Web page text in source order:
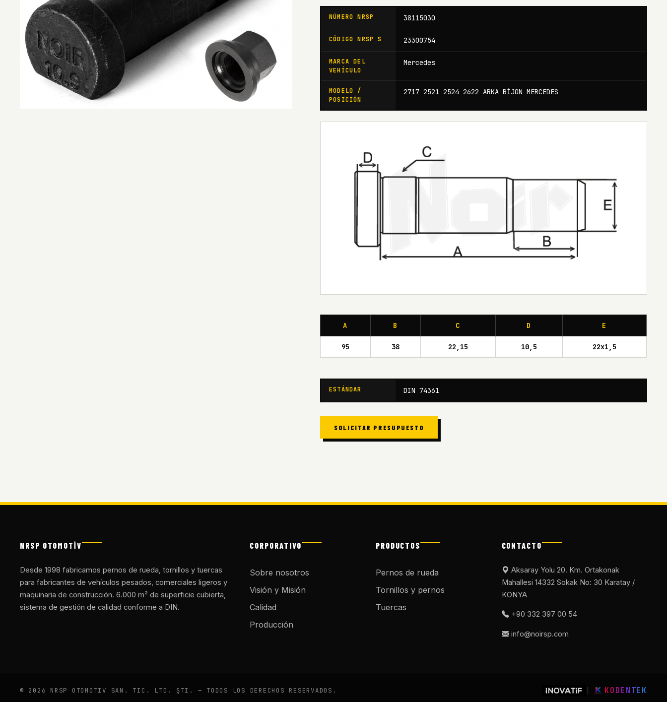
NÚMERO NRSP 38115030
CÓDIGO NRSP S 23300754
MARCA DEL
VEHÍCULO
Mercedes
MODELO /
POSICIÓN
2717 2521 2524 2622 ARKA BİJON MERCEDES
A B C D E
95 38 22,15 10,5 22x1,5
ESTÁNDAR DIN 74361
SOLICITAR PRESUPUESTO
NRSP OTOMOTİV
Desde 1998 fabricamos pernos de rueda, tornillos y tuercas
para fabricantes de vehículos pesados, comerciales ligeros y
maquinaria de construcción. 6.000 m² de superficie cubierta,
sistema de gestión de calidad conforme a DIN.
CORPORATIVO
Sobre nosotros
Visión y Misión
Calidad
Producción
PRODUCTOS
Pernos de rueda
Tornillos y pernos
Tuercas
CONTACTO
Aksaray Yolu 20. Km. Ortakonak
Mahallesi 14332 Sokak No: 30 Karatay /
KONYA
+90 332 397 00 54
info@noirsp.com
© 2026 NRSP OTOMOTIV SAN. TIC. LTD. ŞTI. — TODOS LOS DERECHOS RESERVADOS. KODENTEK